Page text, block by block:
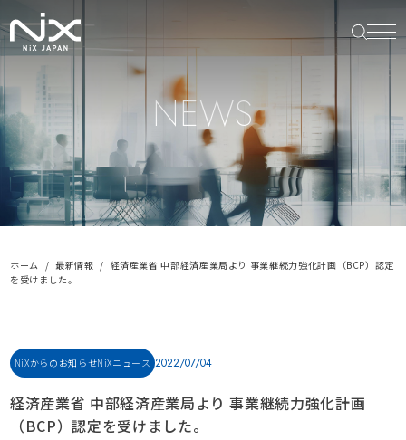
NEWS
ホーム 最新情報
経済産業省 中部経済産業局より 事業継続力強化計画（BCP）認定
を受けました。
NiXからのお知らせNiXニュース 2022/07/04
経済産業省 中部経済産業局より 事業継続力強化計画
（BCP）認定を受けました。